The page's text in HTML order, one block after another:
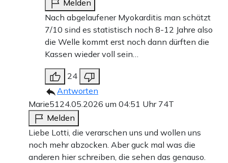
Melden
Nach abgelaufener Myokarditis man schätzt
7/10 sind es statistisch noch 8-12 Jahre also
die Welle kommt erst noch dann dürften die
Kassen wieder voll sein…
24
Antworten
Marie5124.05.2026 um 04:51 Uhr 74T
Melden
Liebe Lotti, die verarschen uns und wollen uns
noch mehr abzocken. Aber guck mal was die
anderen hier schreiben, die sehen das genauso.